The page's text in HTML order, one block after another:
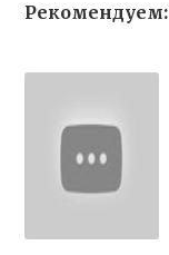
Рекомендуем: